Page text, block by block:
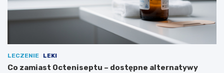
LECZENIE LEKI
Co zamiast Octeniseptu – dostępne alternatywy